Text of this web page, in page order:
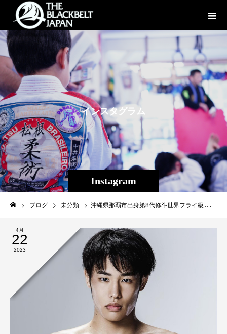
Instagram
インスタグラ ム
ブログ 未分類 沖縄県那覇市出身第8代修斗世界フライ級王者プロ戦績13戦13勝（3KO・7S）平良達郎（Theパラエストラ沖縄）MMAの最高峰UFCの頂点を目指しすべく、2023年度スポンサー様を募集しています。皆様のお力添えを宜しくお願いします！・・・以下、officialより☆平良達郎2023年度スポンサー募集☆平良にとってこの一年はUFCとの電撃契約、デビュー戦の延期、UFC3連勝と波瀾万丈で刺激的な日々でした。平良本人はもちろん、チームにとっても激動でしたが、多くのスポンサー様に支えられて万全の体制で闘いに挑むことができました。沖縄から世界を目指すという高い目標を掲げた平良達郎を共に支えていただき本当にありがとうございました。2023年度も引き続き、UFCでの試合に加え海外でのファイトキャンプを精力的に行いたいという本人の希望もあり、目まぐるしい一年となりそうです。また、昨年に引き続きベストなチームを組み、修羅の世界へ挑み続けたいとも考えております。改めまして平良にとってより良い環境を作るために応援してくださる企業様を募集致します。ご検討いただけます企業様にはご協賛依頼の詳細をお送りさせていただきます。theparaoki@gmail.com詳細のご確認は上記アドレスまでご連絡いただけますと幸いです。よろしくお願い致します。TEAM Tatsuro Taira#平良達郎#修斗#UFC#Theパラエストラ沖縄#EVERGROUND#inspirit
4月
22
2023